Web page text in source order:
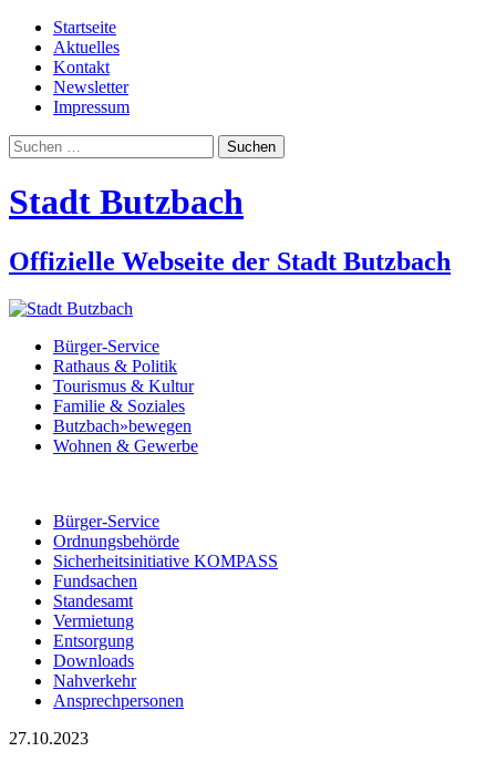
Startseite
Aktuelles
Kontakt
Newsletter
Impressum
Suchen
nach:
Stadt Butzbach
Offizielle Webseite der Stadt Butzbach
Bürger-Service
Rathaus & Politik
Tourismus & Kultur
Familie & Soziales
Butzbach»bewegen
Wohnen & Gewerbe
Bürger-Service
Ordnungsbehörde
Sicherheitsinitiative KOMPASS
Fundsachen
Standesamt
Vermietung
Entsorgung
Downloads
Nahverkehr
Ansprechpersonen
27.10.2023